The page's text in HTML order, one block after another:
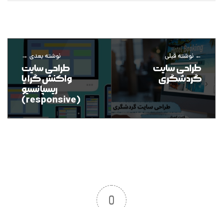
نوشته قبلی
طراحی سایت
گردشگری
نوشته بعدی
طراحی سایت
واکنش گرا یا
ریسپانسیو
(responsive)
0